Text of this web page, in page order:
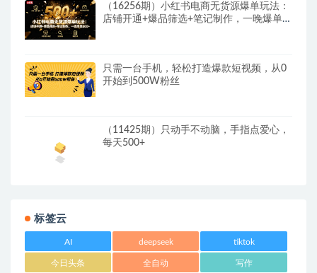
（16256期）小红书电商无货源爆单玩法：
店铺开通+爆品筛选+笔记制作，一晚爆单
只需一台手机，轻松打造爆款短视频，从0
开始到500W粉丝
（11425期）只动手不动脑，手指点爱心，
每天500+
标签云
AI deepseek tiktok
今日头条 全自动 写作